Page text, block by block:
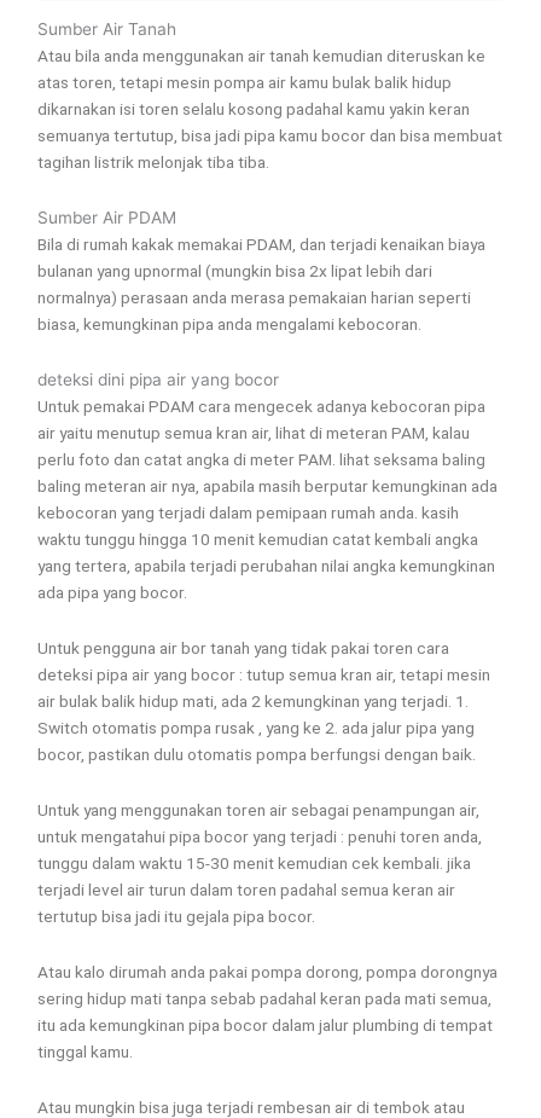
Sumber Air Tanah
Atau bila anda menggunakan air tanah kemudian diteruskan ke
atas toren, tetapi mesin pompa air kamu bulak balik hidup
dikarnakan isi toren selalu kosong padahal kamu yakin keran
semuanya tertutup, bisa jadi pipa kamu bocor dan bisa membuat
tagihan listrik melonjak tiba tiba.
Sumber Air PDAM
Bila di rumah kakak memakai PDAM, dan terjadi kenaikan biaya
bulanan yang upnormal (mungkin bisa 2x lipat lebih dari
normalnya) perasaan anda merasa pemakaian harian seperti
biasa, kemungkinan pipa anda mengalami kebocoran.
deteksi dini pipa air yang bocor
Untuk pemakai PDAM cara mengecek adanya kebocoran pipa
air yaitu menutup semua kran air, lihat di meteran PAM, kalau
perlu foto dan catat angka di meter PAM. lihat seksama baling
baling meteran air nya, apabila masih berputar kemungkinan ada
kebocoran yang terjadi dalam pemipaan rumah anda. kasih
waktu tunggu hingga 10 menit kemudian catat kembali angka
yang tertera, apabila terjadi perubahan nilai angka kemungkinan
ada pipa yang bocor.
Untuk pengguna air bor tanah yang tidak pakai toren cara
deteksi pipa air yang bocor : tutup semua kran air, tetapi mesin
air bulak balik hidup mati, ada 2 kemungkinan yang terjadi. 1.
Switch otomatis pompa rusak , yang ke 2. ada jalur pipa yang
bocor, pastikan dulu otomatis pompa berfungsi dengan baik.
Untuk yang menggunakan toren air sebagai penampungan air,
untuk mengatahui pipa bocor yang terjadi : penuhi toren anda,
tunggu dalam waktu 15-30 menit kemudian cek kembali. jika
terjadi level air turun dalam toren padahal semua keran air
tertutup bisa jadi itu gejala pipa bocor.
Atau kalo dirumah anda pakai pompa dorong, pompa dorongnya
sering hidup mati tanpa sebab padahal keran pada mati semua,
itu ada kemungkinan pipa bocor dalam jalur plumbing di tempat
tinggal kamu.
Atau mungkin bisa juga terjadi rembesan air di tembok atau